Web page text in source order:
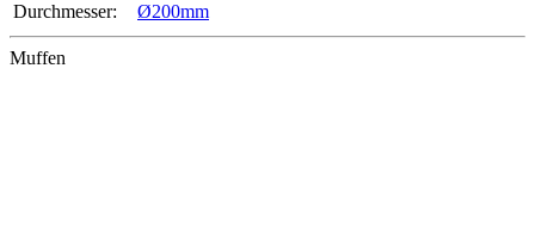
Durchmesser‍:
Ø200mm
Muffen